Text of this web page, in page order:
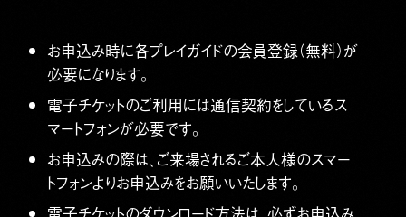
お申込み時に各プレイガイドの会員登録（無料）が
必要になります。
電子チケットのご利用には通信契約をしているス
マートフォンが必要です。
お申込みの際は、ご来場されるご本人様のスマー
トフォンよりお申込みをお願いいたします。